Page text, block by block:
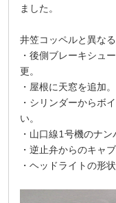
ました。
井笠コッペルと異な
・後側ブレーキシュ
更。
・屋根に天窓を追加。
・シリンダーからボ
い。
・山口線1号機のナン
・逆止弁からのキャ
・ヘッドライトの形状